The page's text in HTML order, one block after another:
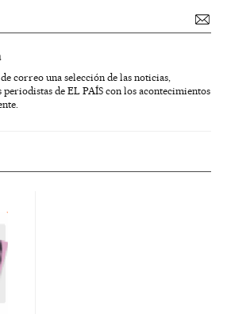
correo una selección de las noticias,
de EL PAÍS con los acontecimientos